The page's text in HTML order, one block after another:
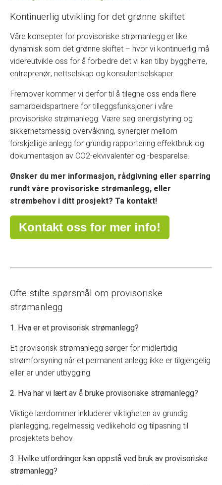
Kontinuerlig utvikling for det grønne skiftet
Våre konsepter for provisoriske strømanlegg er like
dynamisk som det grønne skiftet – hvor vi kontinuerlig må
videreutvikle oss for å forbedre det vi kan tilby byggherre,
entreprenør, nettselskap og konsulentselskaper.
Fremover kommer vi derfor til å tilegne oss enda flere
samarbeidspartnere for tilleggsfunksjoner i våre
provisoriske strømanlegg. Være seg energistyring og
sikkerhetsmessig overvåkning, synergier mellom
forskjellige anlegg for grundig rapportering effektbruk og
dokumentasjon av CO2-ekvivalenter og -besparelse.
Ønsker du mer informasjon, rådgivning eller sparring
rundt våre provisoriske strømanlegg, eller
strømbehov i ditt prosjekt? Ta kontakt!
Kontakt oss for mer info!
Ofte stilte spørsmål om provisoriske
strømanlegg
1. Hva er et provisorisk strømanlegg?
Et provisorisk strømanlegg sørger for midlertidig
strømforsyning når et permanent anlegg ikke er tilgjengelig
eller er under utbygging.
2. Hva har vi lært av å bruke provisoriske strømanlegg?
Viktige lærdommer inkluderer viktigheten av grundig
planlegging, regelmessig vedlikehold og tilpasning til
prosjektets behov.
3. Hvilke utfordringer kan oppstå ved bruk av provisoriske
strømanlegg?